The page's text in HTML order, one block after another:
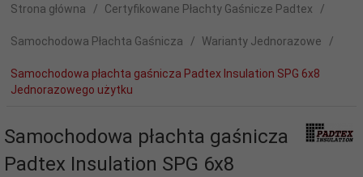
Strona główna Certyfikowane Płachty Gaśnicze Padtex
Samochodowa Płachta Gaśnicza Warianty Jednorazowe
Samochodowa płachta gaśnicza Padtex Insulation SPG 6x8
Jednorazowego użytku
Samochodowa płachta gaśnicza
Padtex Insulation SPG 6x8